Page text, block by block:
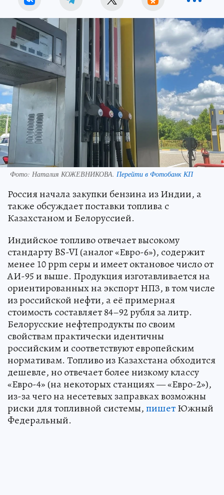
Фото: Наталия КОЖЕВНИКОВА. Перейти в Фотобанк КП
Россия начала закупки бензина из Индии, а
также обсуждает поставки топлива с
Казахстаном и Белоруссией.
Индийское топливо отвечает высокому
стандарту BS-VI (аналог «Евро-6»), содержит
менее 10 ppm серы и имеет октановое число от
АИ-95 и выше. Продукция изготавливается на
ориентированных на экспорт НПЗ, в том числе
из российской нефти, а её примерная
стоимость составляет 84–92 рубля за литр.
Белорусские нефтепродукты по своим
свойствам практически идентичны
российским и соответствуют европейским
нормативам. Топливо из Казахстана обходится
дешевле, но отвечает более низкому классу
«Евро-4» (на некоторых станциях — «Евро-2»),
из-за чего на несетевых заправках возможны
риски для топливной системы,пишетЮжный
Федеральный.